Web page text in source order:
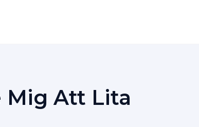
Mig Att Lita